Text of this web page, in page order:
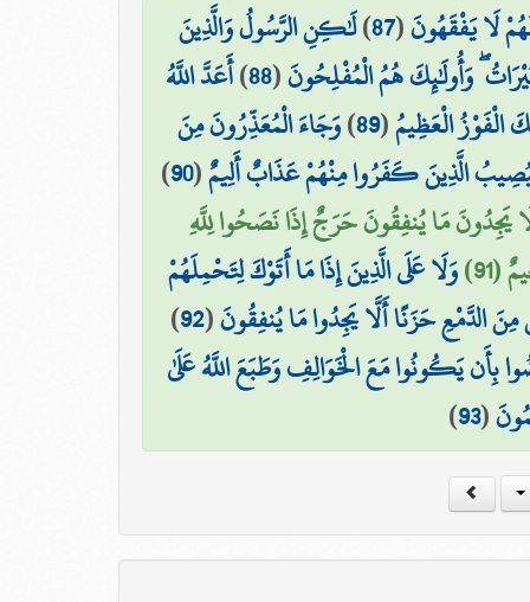
لَا يَفْقَهُونَ(
87
)لَٰكِنِ الرَّسُولُ وَالَّذِينَ
وَأُولَٰئِكَ هُمُ الْمُفْلِحُونَ(
88
)أَعَدَّ اللَّهُ
الْفَوْزُ الْعَظِيمُ(
89
)وَجَاءَ الْمُعَذِّرُونَ مِنَ
الَّذِينَ كَفَرُوا مِنْهُمْ عَذَابٌ أَلِيمٌ(
90
)
يَجِدُونَ مَا يُنفِقُونَ حَرَجٌ إِذَا نَصَحُوا لِلَّهِ
وَلَا عَلَى الَّذِينَ إِذَا مَا أَتَوْكَ لِتَحْمِلَهُمْ
الدَّمْعِ حَزَنًا أَلَّا يَجِدُوا مَا يُنفِقُونَ(
92
)
بِأَن يَكُونُوا مَعَ الْخَوَالِفِ وَطَبَعَ اللَّهُ عَلَىٰ
(
93
)